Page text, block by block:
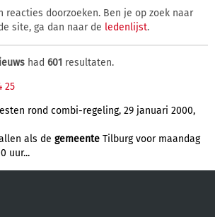
reacties doorzoeken. Ben je op zoek naar
site, ga dan naar de ledenlijst.
had 601 resultaten.
25
rond combi-regeling, 29 januari 2000,
als de gemeente Tilburg voor maandag
uur...